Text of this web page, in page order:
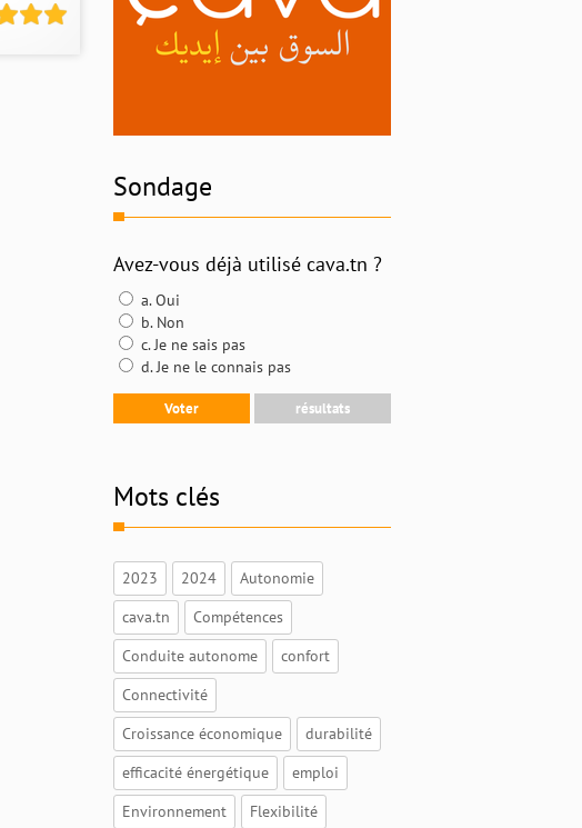
Sondage
Avez-vous déjà utilisé cava.tn ?
a. Oui
b. Non
c. Je ne sais pas
d. Je ne le connais pas
Mots clés
2023 2024
Autonomie
cava.tn
Compétences
Conduite autonome
confort
Connectivité
Croissance économique
durabilité
efficacité énergétique
emploi
Environnement
Flexibilité